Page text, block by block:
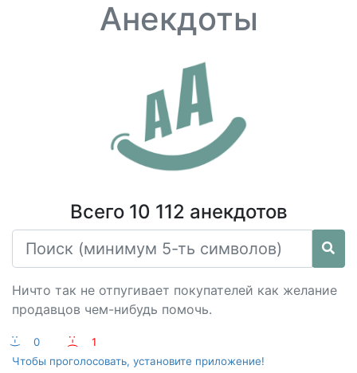
Анекдоты
Всего 10 112 анекдотов
Ничто так не отпугивает покупателей как желание
продавцов чем-нибудь помочь.
:-) 0 :-(
1
Чтобы проголосовать, установите приложение!